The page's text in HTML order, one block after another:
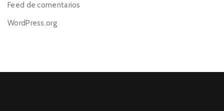
Feed de comentarios
WordPress.org